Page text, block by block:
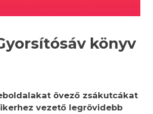
könyv
övező zsákutcákat
vezető legrövidebb